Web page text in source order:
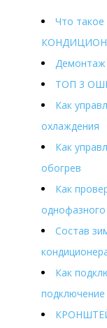
Что
Демонтаж
ТОП 3
Как
охлаждения
Как
обогрев
Как
Состав
Как